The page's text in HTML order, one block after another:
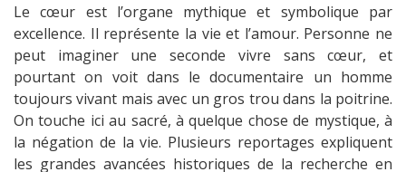
Le cœur est l’organe mythique et symbolique par
excellence. Il représente la vie et l’amour. Personne ne
peut imaginer une seconde vivre sans cœur, et
pourtant on voit dans le documentaire un homme
toujours vivant mais avec un gros trou dans la poitrine.
On touche ici au sacré, à quelque chose de mystique, à
la négation de la vie. Plusieurs reportages expliquent
les grandes avancées historiques de la recherche en